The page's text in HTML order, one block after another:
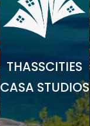
THASSCITIES
CASA STUDIOS